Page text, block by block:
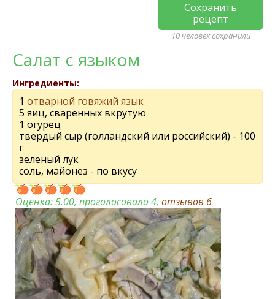
Сохранить
рецепт
10 человек сохранили
Салат с языком
Ингредиенты:
1 отварной говяжий язык
5 яиц, сваренных вкрутую
1 огурец
твердый сыр (голландский или российский) - 100
г
зеленый лук
соль, майонез - по вкусу
Оценка:5.00, проголосовало 4, отзывов 6